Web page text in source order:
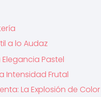
a lo Audaz
Elegancia Pastel
Intensidad Frutal
La Explosión de Color